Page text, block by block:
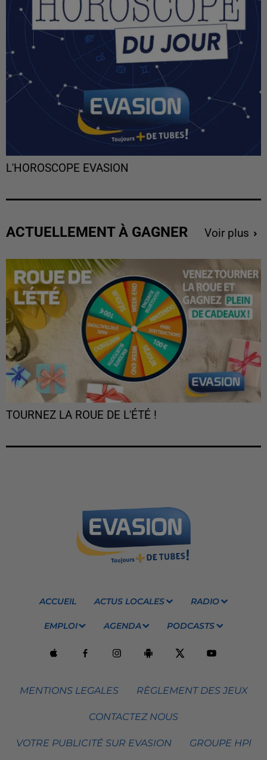
L'HOROSCOPE EVASION
ACTUELLEMENT À GAGNER Voir plus
TOURNEZ LA ROUE DE L'ÉTÉ !
ACCUEIL ACTUS LOCALES RADIO
EMPLOI AGENDA PODCASTS
MENTIONS LEGALES RÈGLEMENT DES JEUX
CONTACTEZ NOUS
VOTRE PUBLICITÉ SUR EVASION GROUPE HPI